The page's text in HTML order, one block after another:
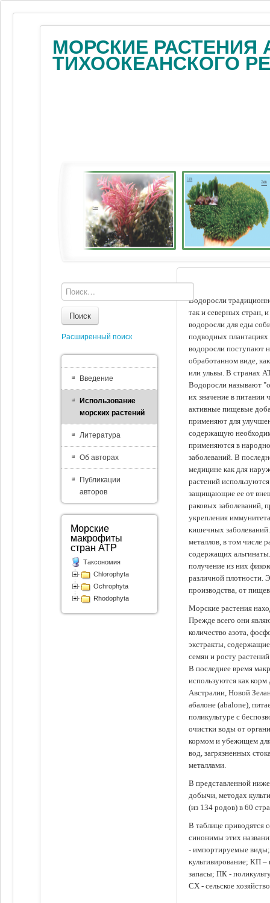
МОРСКИЕ РАСТЕНИЯ
ТИХООКЕАНСКОГО
Водоросли
так и северных стран,
водоросли для еды
подводных
водоросли поступают
обработанном виде,
или ульвы. В странах
Водоросли называют
их значение в питании
активные пищевые
применяют для
содержащую
применяются в
заболеваний. В
медицине как для
растений
защищающие ее от
раковых заболеваний,
укрепления
кишечных
металлов, в том числе
содержащих
получение из них
различной плотности.
производства, от
Морские растения
Прежде всего они
количество азота,
экстракты,
семян и росту
В последнее время
используются как
Австралии, Новой
абалоне (abalone),
поликультуре с
очистки воды от
кормом и убежищем
вод, загрязненных
металлами.
В представленной
добычи, методах
(из 134 родов) в 60
В таблице приводятся
синонимы этих
- импортируемые
культивирование; КП
запасы; ПК -
СХ - сельское
Поиск
Расширенный поиск
Введение
Использование
морских растений
Литература
Об авторах
Публикации
авторов
Морские
макрофиты
стран АТР
Таксономия
Chlorophyta
Ochrophyta
Rhodophyta